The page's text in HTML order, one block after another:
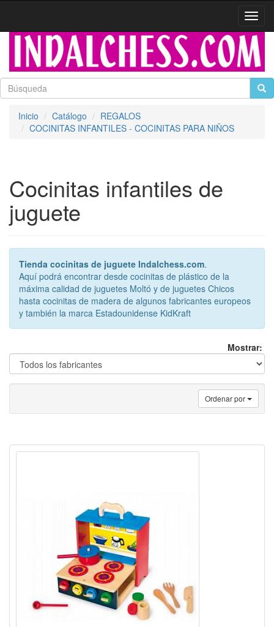
Inicio Catálogo
REGALOS
COCINITAS INFANTILES - COCINITAS PARA NIÑOS
Cocinitas infantiles de
juguete
Tienda cocinitas de juguete Indalchess.com.
Aquí podrá encontrar desde cocinitas de plástico de la
máxima calidad de juguetes Moltó y de juguetes Chicos
hasta cocinitas de madera de algunos fabricantes europeos
y también la marca Estadounidense KidKraft
Mostrar:
Ordenar por